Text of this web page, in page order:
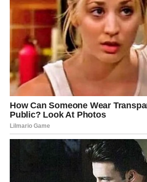
primjer, biljke poput lavande i aloe vera
dok srećni bambus i orhideje unose
prostor prema feng shui principima.
Biljke poput lavande i krizantema smanjuju
mogu privući ljubav i harmoniju u vaš
ukras; one su vaš prirodni saveznik za
Oglasi